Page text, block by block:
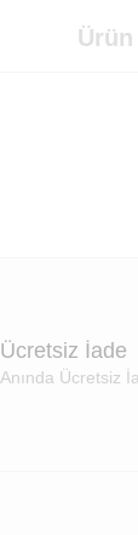
Ürün
Ücretsiz İade
Anında Ücretsiz